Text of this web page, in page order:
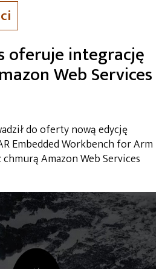
oferuje integrację
Web Services
do oferty nową edycję
Embedded Workbench for Arm
Amazon Web Services